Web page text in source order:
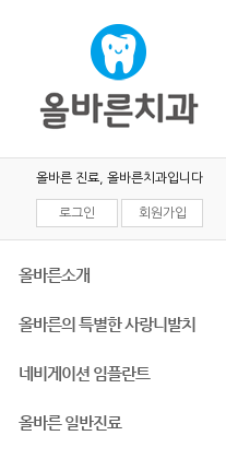
올바른 진료, 올바른치과입니다
로그인 회원가입
올바른소개
올바른의 특별한 사랑니발치
네비게이션 임플란트
올바른 일반진료